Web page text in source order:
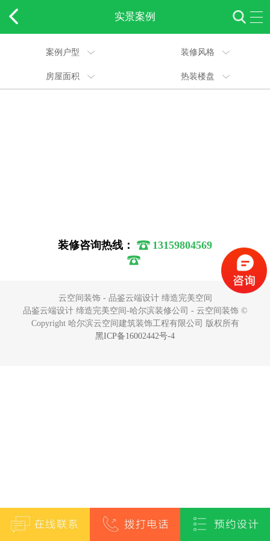
实景案例
案例户型 装修风格
房屋面积 热装楼盘
装修咨询热线： 13159804569
云空间装饰 - 品鉴云端设计 缔造完美空间
品鉴云端设计 缔造完美空间-哈尔滨装修公司 - 云空间装饰 ©
Copyright 哈尔滨云空间建筑装饰工程有限公司 版权所有
黑ICP备16002442号-4